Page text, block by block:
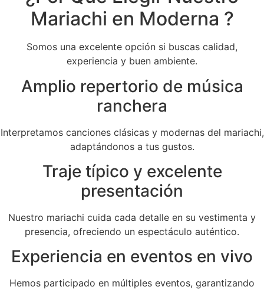
Mariachi en Moderna ?
Somos una excelente opción si buscas calidad,
experiencia y buen ambiente.
Amplio repertorio de música
ranchera
Interpretamos canciones clásicas y modernas del mariachi,
adaptándonos a tus gustos.
Traje típico y excelente
presentación
Nuestro mariachi cuida cada detalle en su vestimenta y
presencia, ofreciendo un espectáculo auténtico.
Experiencia en eventos en vivo
Hemos participado en múltiples eventos, garantizando